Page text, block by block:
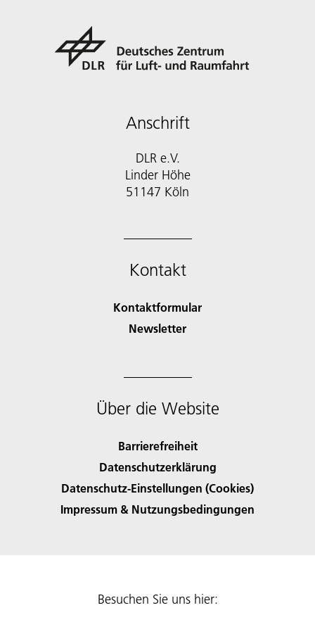
Anschrift
DLR e.V.
Linder Höhe
51147 Köln
Kontakt
Kontaktformular
Newsletter
Über die Website
Barrierefreiheit
Datenschutzerklärung
Datenschutz-Einstellungen (Cookies)
Impressum & Nutzungsbedingungen
Besuchen Sie uns hier: